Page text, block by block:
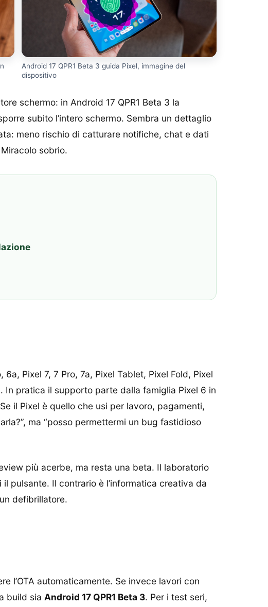
Android 17 QPR1 Beta 3 guida Pixel, immagine del
dispositivo
schermo: in Android 17 QPR1 Beta 3 la
subito l’intero schermo. Sembra un dettaglio
meno rischio di catturare notifiche, chat e dati
sobrio.
Pixel 7, 7 Pro, 7a, Pixel Tablet, Pixel Fold, Pixel
In pratica il supporto parte dalla famiglia Pixel 6 in
il Pixel è quello che usi per lavoro, pagamenti,
ma “posso permettermi un bug fastidioso
più acerbe, ma resta una beta. Il laboratorio
pulsante. Il contrario è l’informatica creativa da
defibrillatore.
l’OTA automaticamente. Se invece lavori con
build sia Android 17 QPR1 Beta 3. Per i test seri,